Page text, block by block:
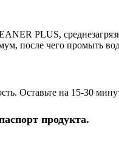
PLUS,
после чего промыть
Оставьте на 15-30
продукта.